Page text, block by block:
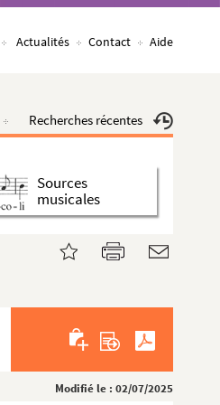
Actualités Contact Aide
Recherches récentes
Sources
musicales
Modifié le : 02/07/2025